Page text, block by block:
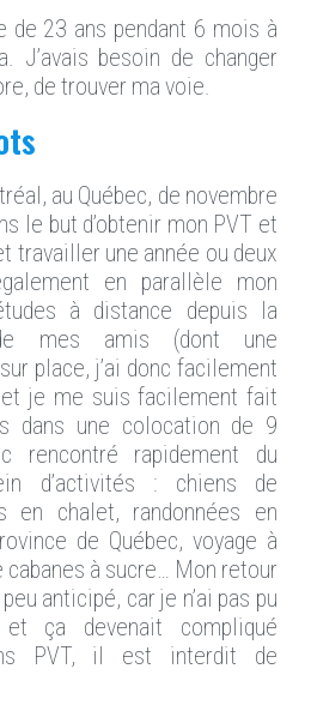
de 23 ans pendant 6 mois à
J’avais besoin de changer
de trouver ma voie.
au Québec, de novembre
le but d’obtenir mon PVT et
travailler une année ou deux
en parallèle mon
à distance depuis la
mes amis (dont une
place, j’ai donc facilement
je me suis facilement fait
dans une colocation de 9
rencontré rapidement du
d’activités : chiens de
en chalet, randonnées en
de Québec, voyage à
cabanes à sucre… Mon retour
anticipé, car je n’ai pas pu
ça devenait compliqué
PVT, il est interdit de